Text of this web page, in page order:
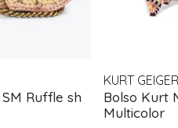
Ruffle sh
KURT GEIGER
Bolso Kurt
Multicolor